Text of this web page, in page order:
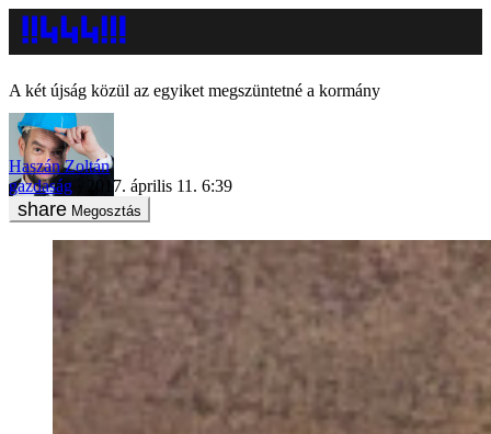
A két újság közül az egyiket megszüntetné a kormány
Haszán Zoltán
gazdaság
2017. április 11. 6:39
Megosztás